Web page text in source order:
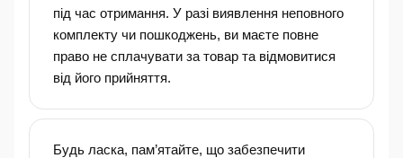
під час отримання. У разі виявлення неповного
комплекту чи пошкоджень, ви маєте повне
право не сплачувати за товар та відмовитися
від його прийняття.
Будь ласка, пам’ятайте, що забезпечити